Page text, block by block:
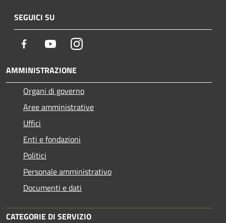
SEGUICI SU
Facebook YoutubeInstagram
AMMINISTRAZIONE
Organi di governo
Aree amministrative
Uffici
Enti e fondazioni
Politici
Personale amministrativo
Documenti e dati
CATEGORIE DI SERVIZIO